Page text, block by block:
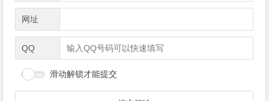
网址
QQ
滑动解锁才能提交